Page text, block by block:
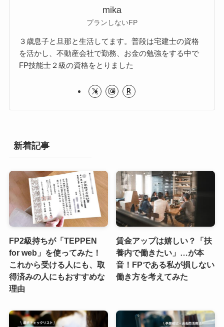
mika
プランしないFP
３歳息子と旦那と生活してます。普段は宅建士の資格
を活かし、不動産会社で勤務、お金の勉強をする中で
FP技能士２級の資格をとりました
新着記事
FP2級持ちが「TEPPEN
for web」を使ってみた！
これから受ける人にも、取
得済みの人にもおすすめな
理由
賃金アップは嬉しい？「扶
養内で働きたい」…が本
音！FPである私が損しない
働き方を考えてみた